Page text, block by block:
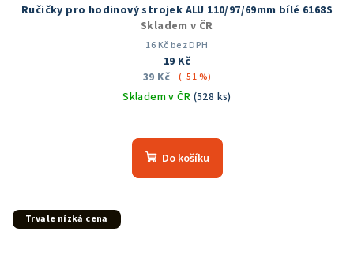
Ručičky pro hodinový strojek ALU 110/97/69mm bílé 6168S
Skladem v ČR
16 Kč bez DPH
19 Kč
39 Kč
(–51 %)
Skladem v ČR (528 ks)
Do košíku
Trvale nízká cena